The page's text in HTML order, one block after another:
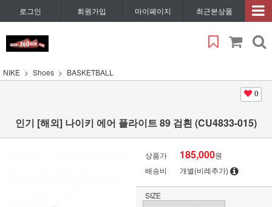
로그인 회원가입 마이페이지 최근본상품
NIKE Shoes BASKETBALL
0
인기 [해외] 나이키 에어 플라이트 89 검흰 (CU4833-015)
상품가 185,000원
배송비
개별(비례추가)
SIZE